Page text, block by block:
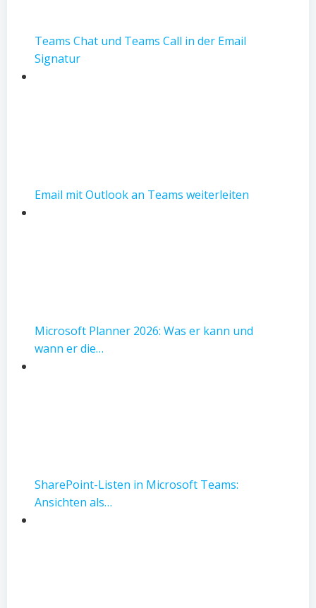
Teams Chat und Teams Call in der Email
Signatur
Email mit Outlook an Teams weiterleiten
Microsoft Planner 2026: Was er kann und
wann er die…
SharePoint-Listen in Microsoft Teams:
Ansichten als…